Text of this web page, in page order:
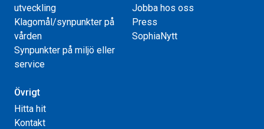
utveckling
Klagomål/synpunkter på
vården
Synpunkter på miljö eller
service
Jobba hos oss
Press
SophiaNytt
Övrigt
Hitta hit
Kontakt